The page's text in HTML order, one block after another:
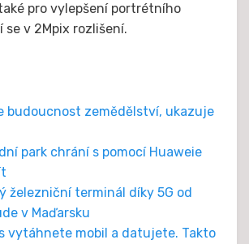
pro vylepšení portrétního
se v 2Mpix rozlišení.
budoucnost zemědělství, ukazuje
park chrání s pomocí Huaweie
železniční terminál díky 5G od
v Maďarsku
vytáhnete mobil a datujete. Takto